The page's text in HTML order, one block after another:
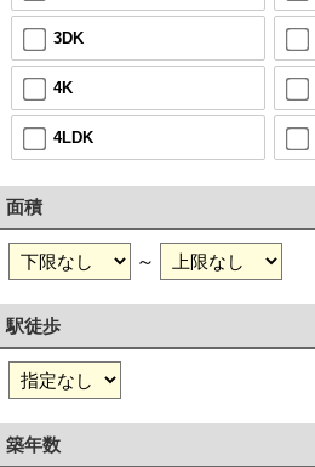
3DK
4K
4LDK
面積
～
駅徒歩
築年数